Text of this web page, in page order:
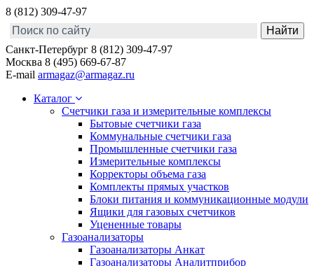
8 (812) 309-47-97
Санкт-Петербург 8 (812) 309-47-97
Москва 8 (495) 669-67-87
E-mail armagaz@armagaz.ru
Каталог
Счетчики газа и измерительные комплексы
Бытовые счетчики газа
Коммунальные счетчики газа
Промышленные счетчики газа
Измерительные комплексы
Корректоры объема газа
Комплекты прямых участков
Блоки питания и коммуникационные модули
Ящики для газовых счетчиков
Уцененные товары
Газоанализаторы
Газоанализаторы Анкат
Газоанализаторы Аналитприбор